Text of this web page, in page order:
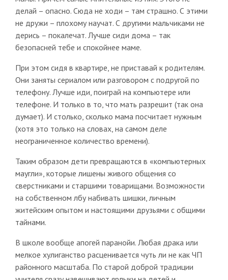
делай – опасно. Сюда не ходи – там страшно. С этими
не дружи – плохому научат. С другими мальчиками не
дерись – покалечат. Лучше сиди дома – так
безопасней тебе и спокойнее маме.
При этом сидя в квартире, не приставай к родителям.
Они заняты сериалом или разговором с подругой по
телефону. Лучше иди, поиграй на компьютере или
телефоне. И только в то, что мать разрешит (так она
думает). И столько, сколько мама посчитает нужным
(хотя это только на словах, на самом деле
неограниченное количество времени).
Таким образом дети превращаются в «компьютерных
маугли», которые лишены живого общения со
сверстниками и старшими товарищами. Возможности
на собственном лбу набивать шишки, личным
житейским опытом и настоящими друзьями с общими
тайнами.
В школе вообще апогей паранойи. Любая драка или
мелкое хулиганство расценивается чуть ли не как ЧП
районного масштаба. По старой доброй традиции